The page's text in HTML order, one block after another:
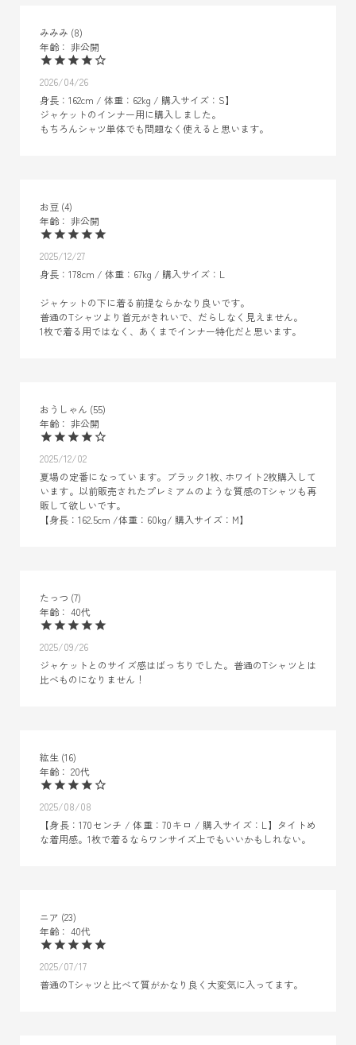
みみみ 8
非公開
2026/04/26
身長：162cm / 体重：62kg / 購入サイズ：S】
ジャケットのインナー用に購入しました。
もちろんシャツ単体でも問題なく使えると思います。
お豆 4
非公開
2025/12/27
身長：178cm / 体重：67kg / 購入サイズ：L
ジャケットの下に着る前提ならかなり良いです。
普通のTシャツより首元がきれいで、だらしなく見えません。
おうしゃん 55
非公開
2025/12/02
夏場の定番になっています。ブラック1枚､ホワイト2枚購入して
います。以前販売されたプレミアムのような質感のTシャツも再
販して欲しいです。
【身長：162.5cm /体重：60kg/ 購入サイズ：M】
たっつ 7
40代
2025/09/26
ジャケットとのサイズ感はばっちりでした。普通のTシャツとは
比べものになりません！
紘生 16
20代
2025/08/08
【身長：170センチ / 体重：70キロ / 購入サイズ：L】タイトめ
な着用感。1枚で着るならワンサイズ上でもいいかもしれない。
ニア 23
40代
2025/07/17
普通のTシャツと比べて質がかなり良く大変気に入ってます。